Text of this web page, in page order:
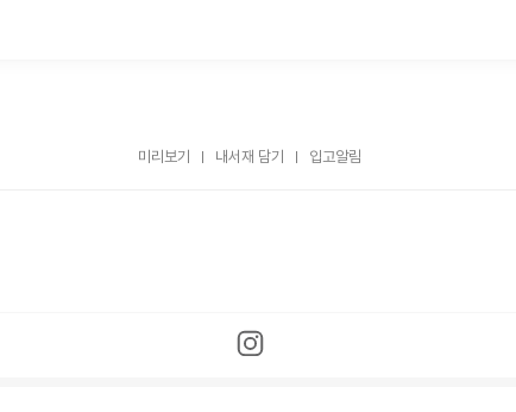
미리보기 내서재 담기 입고알림